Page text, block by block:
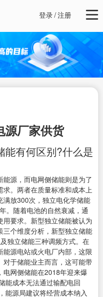
登录/注册
源厂家供货
能有何区别?什么是
源，而电网侧储能则是为了
。两者在质量标准和成本上
放300次，独立电化学储能
。随着电池的自然衰减，通
要求。新型独立储能被认为
个维度分析，新型独立储能
独立储能三种调频方式。在
源电站或火电厂内部，这限
于储能业主而言，这可能带
网侧储能在2018年迎来爆
能成本无法通过输配电回
能源局建议将经营成本纳入